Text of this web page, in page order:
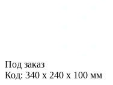
Под заказ
Код: 340 х 240 х 100 мм